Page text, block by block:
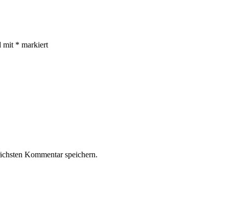
mit * markiert
Kommentar speichern.